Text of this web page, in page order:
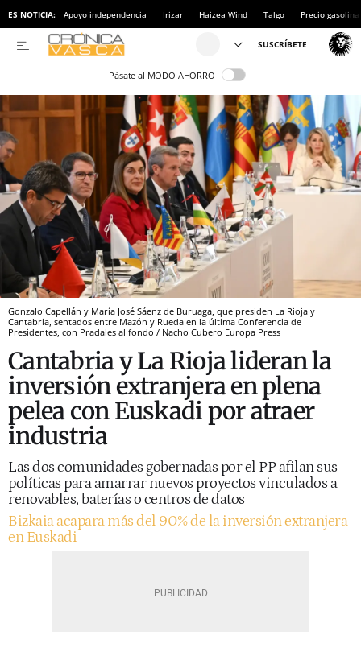
ES NOTICIA: Apoyo independencia Irizar Haizea Wind Talgo Precio gasolina
Pásate al MODO AHORRO
Gonzalo Capellán y María José Sáenz de Buruaga, que presiden La Rioja y
Cantabria, sentados entre Mazón y Rueda en la última Conferencia de
Presidentes, con Pradales al fondo / Nacho Cubero Europa Press
Cantabria y La Rioja lideran la
inversión extranjera en plena
pelea con Euskadi por atraer
industria
Las dos comunidades gobernadas por el PP afilan sus
políticas para amarrar nuevos proyectos vinculados a
renovables, baterías o centros de datos
Bizkaia acapara más del 90% de la inversión extranjera
en Euskadi